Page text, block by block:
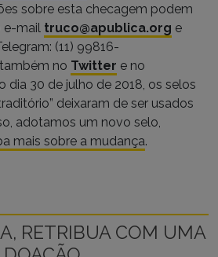
sobre esta checagem podem
e-mail truco@apublica.org e
(11) 99816-
no Twitter e no
dia 30 de julho de 2018, os selos
deixaram de ser usados
adotamos um novo selo,
mais sobre a mudança.
RETRIBUA COM UMA